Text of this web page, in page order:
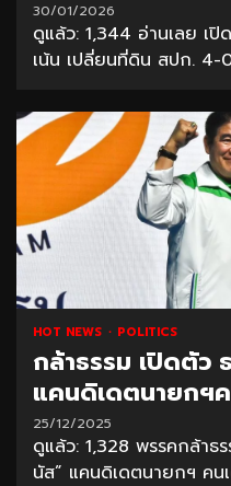
30/01/2026
ดูแล้ว: 1,344 อ่านเลย เปิ
เน้น เปลี่ยนที่ดิน สปก. 4-
HOT NEWS POLITICS
กล้าธรรม เปิดตัว
แคนดิเดตนายกฯ
25/12/2025
ดูแล้ว: 1,328 พรรคกล้าธ
นัส” แคนดิเดตนายกฯ คน